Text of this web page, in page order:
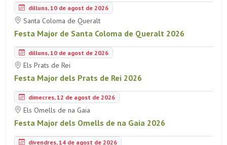
dilluns, 10 de agost de 2026
Santa Coloma de Queralt
Festa Major de Santa Coloma de Queralt 2026
dilluns, 10 de agost de 2026
Els Prats de Rei
Festa Major dels Prats de Rei 2026
dimecres, 12 de agost de 2026
Els Omells de na Gaia
Festa Major dels Omells de na Gaia 2026
divendres, 14 de agost de 2026